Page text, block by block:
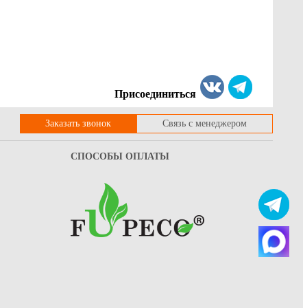
Присоединиться
Заказать звонок Связь с менеджером
СПОСОБЫ ОПЛАТЫ